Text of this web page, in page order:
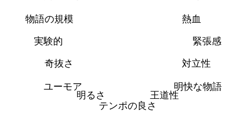
熱血
緊張感
対立性
明快な物語
王道性
テンポの良さ
明るさ
ユーモア
奇抜さ
実験的
物語の規模